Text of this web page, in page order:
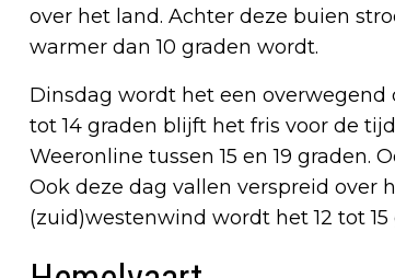
over het land. Achter deze buien
warmer dan 10 graden wordt.
Dinsdag wordt het een overwegend
tot 14 graden blijft het fris voor de
Weeronline tussen 15 en 19 graden.
Ook deze dag vallen verspreid over
(zuid)westenwind wordt het 12 tot 15